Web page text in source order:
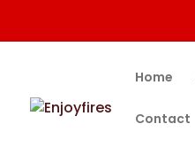
Home
Contact